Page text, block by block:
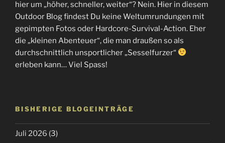
hier um „höher, schneller, weiter“? Nein. Hier in diesem
Outdoor Blog findest Du keine Weltumrundungen mit
gepimpten Fotos oder Hardcore-Survival-Action. Eher
die „kleinen Abenteuer“, die man draußen so als
durchschnittlich unsportlicher „Sesselfurzer“
erleben kann… Viel Spass!
BISHERIGE BLOGEINTRÄGE
Juli 2026 (3)